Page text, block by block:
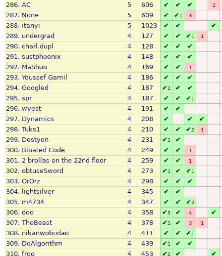
286. AC 5 606 ✔ ✔ ✔ 2
287. None 5 609 ✔ ✔1 3
288. itanyi 5 1023 ✔ ✔
✔
289. undergrad 4 127 ✔ ✔ ✔1 1
290. charl.dupl 4 128 ✔ ✔
✔
291. sustphoenix 4 148 ✔ ✔
✔
292. MaShuo 4 169 ✔ ✔ 1
293. Youssef Gamil 4 186 ✔ ✔
✔
294. Googled 4 187 ✔2 ✔
✔
295. spr 4 187 ✔ ✔ ✔1
296. wyest 4 191 ✔
✔
297. Dynamics 4 208 ✔ ✔
✔
298. Tuks1 4 210 ✔ ✔ ✔2 1
299. Destyon 4 231 ✔1
✔
300. Bloated Code 4 249 ✔ ✔ 1
301. 2 brollas on the 22nd floor 4 259 ✔ ✔ 1
302. obtuseSword 4 273 ✔1 ✔ ✔1
303. OrOrz 4 298 ✔ ✔
✔
304.
lightsilver 4 345 ✔
✔
305. m4734 4 347 ✔ ✔ ✔2
306. doo 4 358 ✔5 ✔ 4
✔
307. TheBeast 4 378 ✔1 ✔ 3 1
308. nikanwobudao 4 411 ✔ ✔ ✔1
309. DoAlgorithm 4 439 ✔1 ✔
✔
310. frog 4 453 ✔2 ✔ ✔